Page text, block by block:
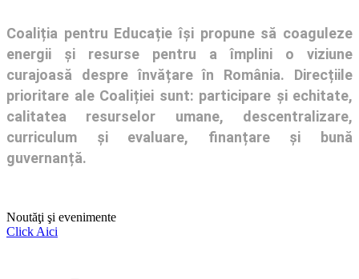
Coaliția pentru Educație își propune să coaguleze
energii și resurse pentru a împlini o viziune
curajoasă despre învățare în România. Direcțiile
prioritare ale Coaliției sunt: participare și echitate,
calitatea resurselor umane, descentralizare,
curriculum și evaluare, finanțare și bună
guvernanță.
Noutăţi şi evenimente
Click Aici